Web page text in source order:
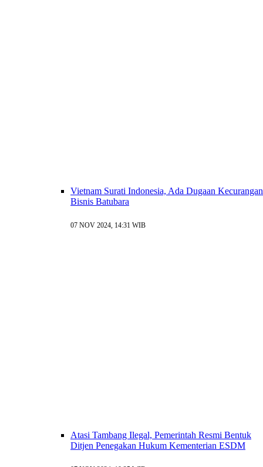
Vietnam Surati Indonesia, Ada Dugaan Kecurangan
Bisnis Batubara
07 NOV 2024, 14:31 WIB
Atasi Tambang Ilegal, Pemerintah Resmi Bentuk
Ditjen Penegakan Hukum Kementerian ESDM